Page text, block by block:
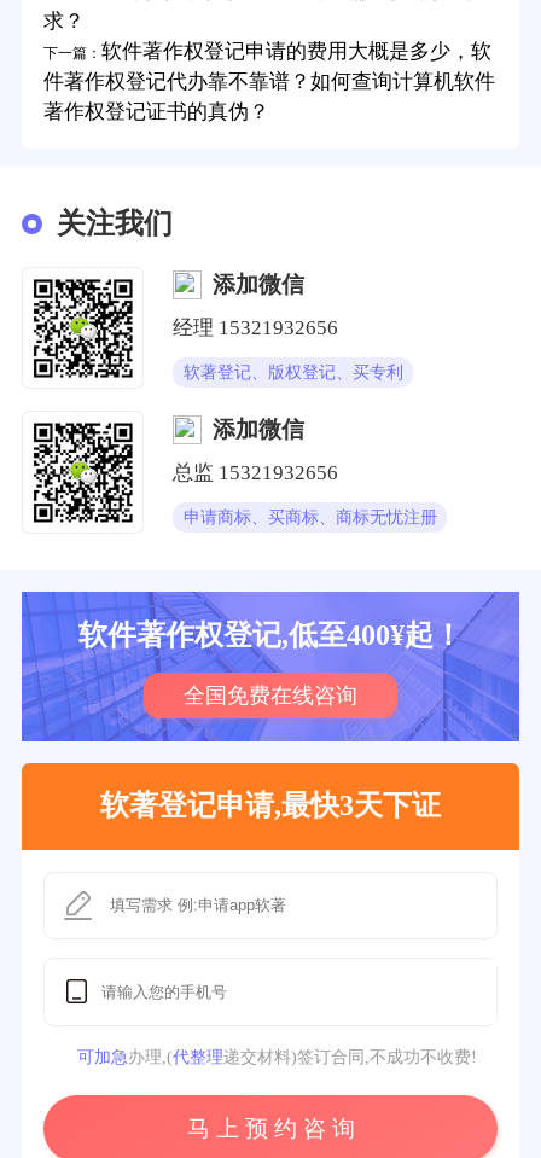
求？
下一篇： 软件著作权登记申请的费用大概是多少，软
件著作权登记代办靠不靠谱？如何查询计算机软件
著作权登记证书的真伪？
关注我们
添加微信
经理 15321932656
软著登记、版权登记、买专利
添加微信
总监 15321932656
申请商标、买商标、商标无忧注册
软件著作权登记,低至400¥起！
全国免费在线咨询
软著登记申请,最快3天下证
可加急办理,(代整理递交材料)签订合同,不成功不收费!
马 上 预 约 咨 询